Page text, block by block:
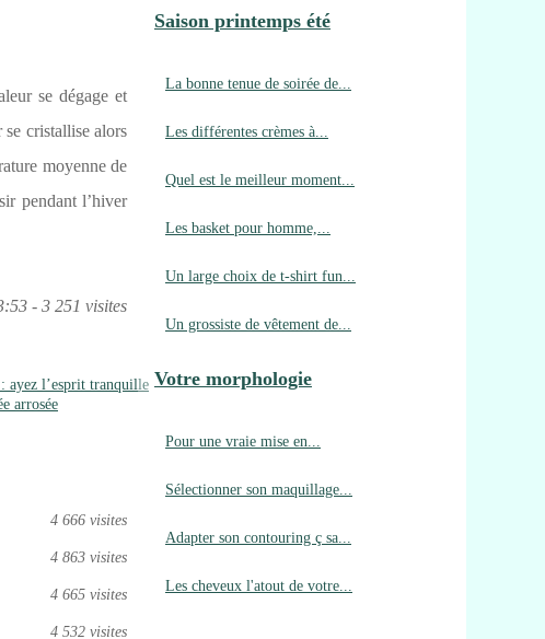
se dégage et
cristallise alors
moyenne de
pendant l’hiver
- 3 251 visites
ayez l’esprit tranquille
arrosée
4 666 visites
4 863 visites
4 665 visites
4 532 visites
Saison printemps été
La bonne tenue de soirée de...
Les différentes crèmes à...
Quel est le meilleur moment...
Les basket pour homme,...
Un large choix de t-shirt fun...
Un grossiste de vêtement de...
Votre morphologie
Pour une vraie mise en...
Sélectionner son maquillage...
Adapter son contouring ç sa...
Les cheveux l'atout de votre...